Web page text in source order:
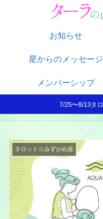
お知らせ
星からのメッセージ
メンバーシップ
7/25〜8/13タ
タロット☆みずがめ座